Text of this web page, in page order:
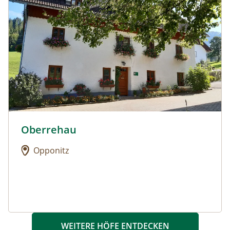
Urlaub am Bauernhof: Oberrehau
Oberrehau
Opponitz
WEITERE HÖFE ENTDECKEN